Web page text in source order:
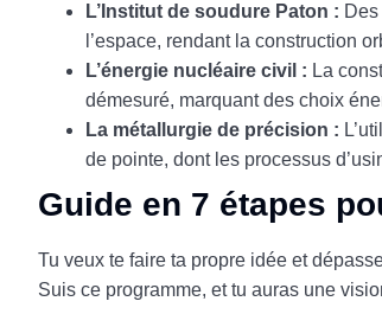
L’Institut de soudure Paton :
l’espace, rendant la construction
L’énergie nucléaire civil : La
démesuré, marquant des choix
La métallurgie de précision :
de pointe, dont les processus
Guide en 7 étapes
Tu veux te faire ta propre idée et
Suis ce programme, et tu auras une